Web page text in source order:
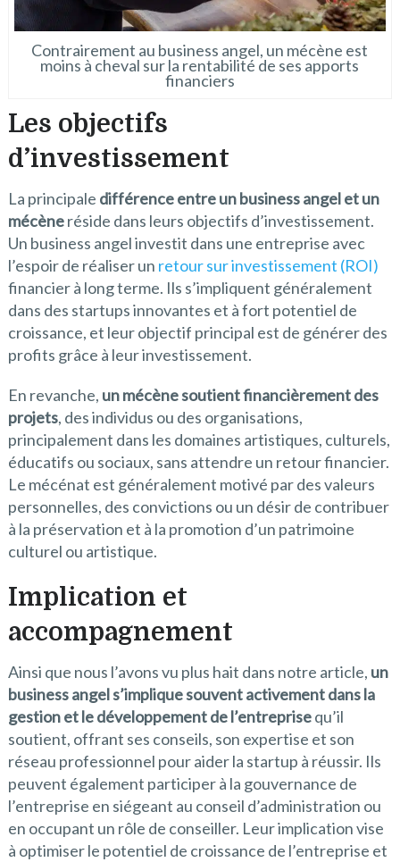
Contrairement au business angel, un mécène est
moins à cheval sur la rentabilité de ses apports
financiers
Les objectifs
d’investissement
La principale différence entre un business angel et un
mécèneréside dans leurs objectifs d’investissement.
Un business angel investit dans une entreprise avec
l’espoir de réaliser un retour sur investissement (ROI)
financier à long terme. Ils s’impliquent généralement
dans des startups innovantes et à fort potentiel de
croissance, et leur objectif principal est de générer des
profits grâce à leur investissement.
En revanche, un mécène soutient financièrement des
projets, des individus ou des organisations,
principalement dans les domaines artistiques, culturels,
éducatifs ou sociaux, sans attendre un retour financier.
Le mécénat est généralement motivé par des valeurs
personnelles, des convictions ou un désir de contribuer
à la préservation et à la promotion d’un patrimoine
culturel ou artistique.
Implication et
accompagnement
Ainsi que nous l’avons vu plus hait dans notre article, un
business angel s’implique souvent activement dans la
gestion et le développement de l’entreprisequ’il
soutient, offrant ses conseils, son expertise et son
réseau professionnel pour aider la startup à réussir. Ils
peuvent également participer à la gouvernance de
l’entreprise en siégeant au conseil d’administration ou
en occupant un rôle de conseiller. Leur implication vise
à optimiser le potentiel de croissance de l’entreprise et